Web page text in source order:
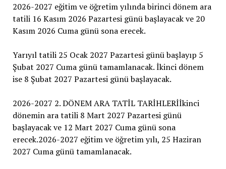
2026-2027 eğitim ve öğretim yılında birinci dönem ara
tatili 16 Kasım 2026 Pazartesi günü başlayacak ve 20
Kasım 2026 Cuma günü sona erecek.
Yarıyıl tatili 25 Ocak 2027 Pazartesi günü başlayıp 5
Şubat 2027 Cuma günü tamamlanacak. İkinci dönem
ise 8 Şubat 2027 Pazartesi günü başlayacak.
2026-2027 2. DÖNEM ARA TATİL TARİHLERİİkinci
dönemin ara tatili 8 Mart 2027 Pazartesi günü
başlayacak ve 12 Mart 2027 Cuma günü sona
erecek.2026-2027 eğitim ve öğretim yılı, 25 Haziran
2027 Cuma günü tamamlanacak.